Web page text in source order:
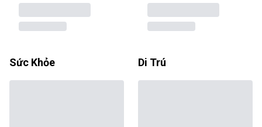
Sức Khỏe Di Trú